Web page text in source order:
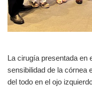
La cirugía presentada en
sensibilidad de la córnea
del todo en el ojo